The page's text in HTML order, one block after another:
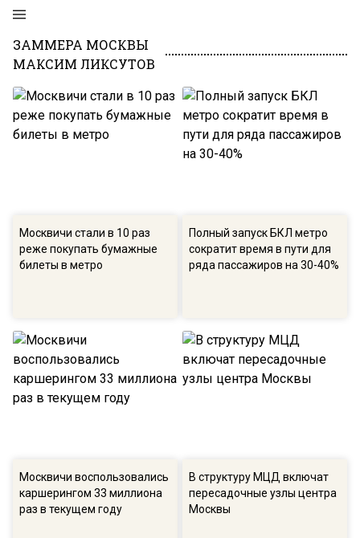
ЗАММЕРА МОСКВЫ
МАКСИМ ЛИКСУТОВ
Москвичи стали в 10 раз
реже покупать бумажные
билеты в метро
Полный запуск БКЛ метро
сократит время в пути для
ряда пассажиров на 30-40%
Москвичи воспользовались
каршерингом 33 миллиона
раз в текущем году
В структуру МЦД включат
пересадочные узлы центра
Москвы